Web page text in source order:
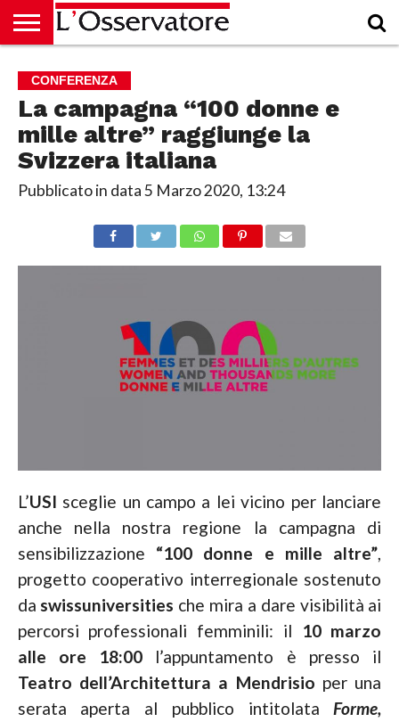
CULTURA
ECONOMIA
RUBRICHE
ARCHIVIO
PODCAST
ABBONAMENTO
CHI
SIAMO
ACCEDI
CONFERENZA
La campagna “100 donne e
mille altre” raggiunge la
Svizzera italiana
Pubblicato in data5 Marzo 2020, 13:24
L’USI sceglie un campo a lei vicino per lanciare
anche nella nostra regione la campagna di
sensibilizzazione “100 donne e mille altre”,
progetto cooperativo interregionale sostenuto
da swissuniversities che mira a dare visibilità ai
percorsi professionali femminili: il
10 marzo
alle ore 18:00 l’appuntamento è presso il
Teatro dell’Architettura a Mendrisio per una
serata aperta al pubblico intitolataForme,